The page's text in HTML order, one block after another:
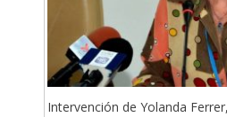
Intervención de Yolanda